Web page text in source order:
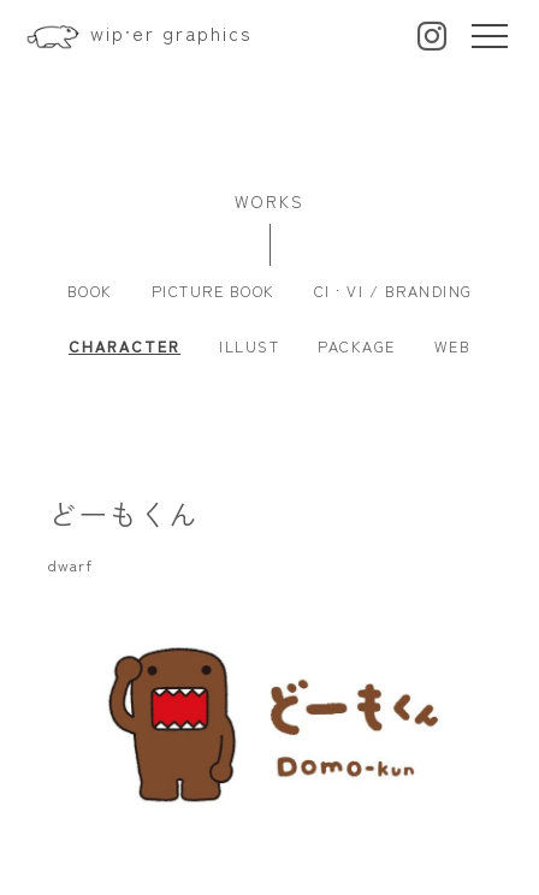
wip·er graphics
WORKS
BOOK PICTURE BOOK CI · VI / BRANDING
CHARACTER ILLUST PACKAGE WEB
どーもくん
dwarf